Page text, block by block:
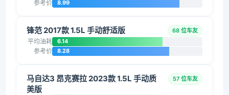
参考价 8.99
锋范 2017款 1.5L 手动舒适版 68 位车友
平均油耗 6.14
参考价 8.28
马自达3 昂克赛拉 2023款 1.5L 手动质
美版
57 位车友